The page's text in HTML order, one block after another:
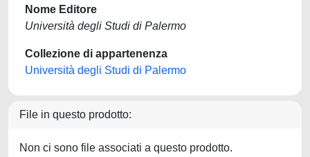
Nome Editore
Università degli Studi di Palermo
Collezione di appartenenza
Università degli Studi di Palermo
File in questo prodotto:
Non ci sono file associati a questo prodotto.